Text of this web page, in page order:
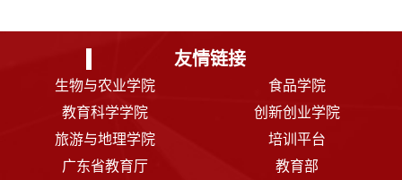
友情链接
生物与农业学院
食品学院
教育科学学院
创新创业学院
旅游与地理学院
培训平台
广东省教育厅
教育部